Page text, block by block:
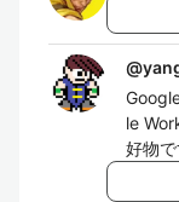
@
le
好物